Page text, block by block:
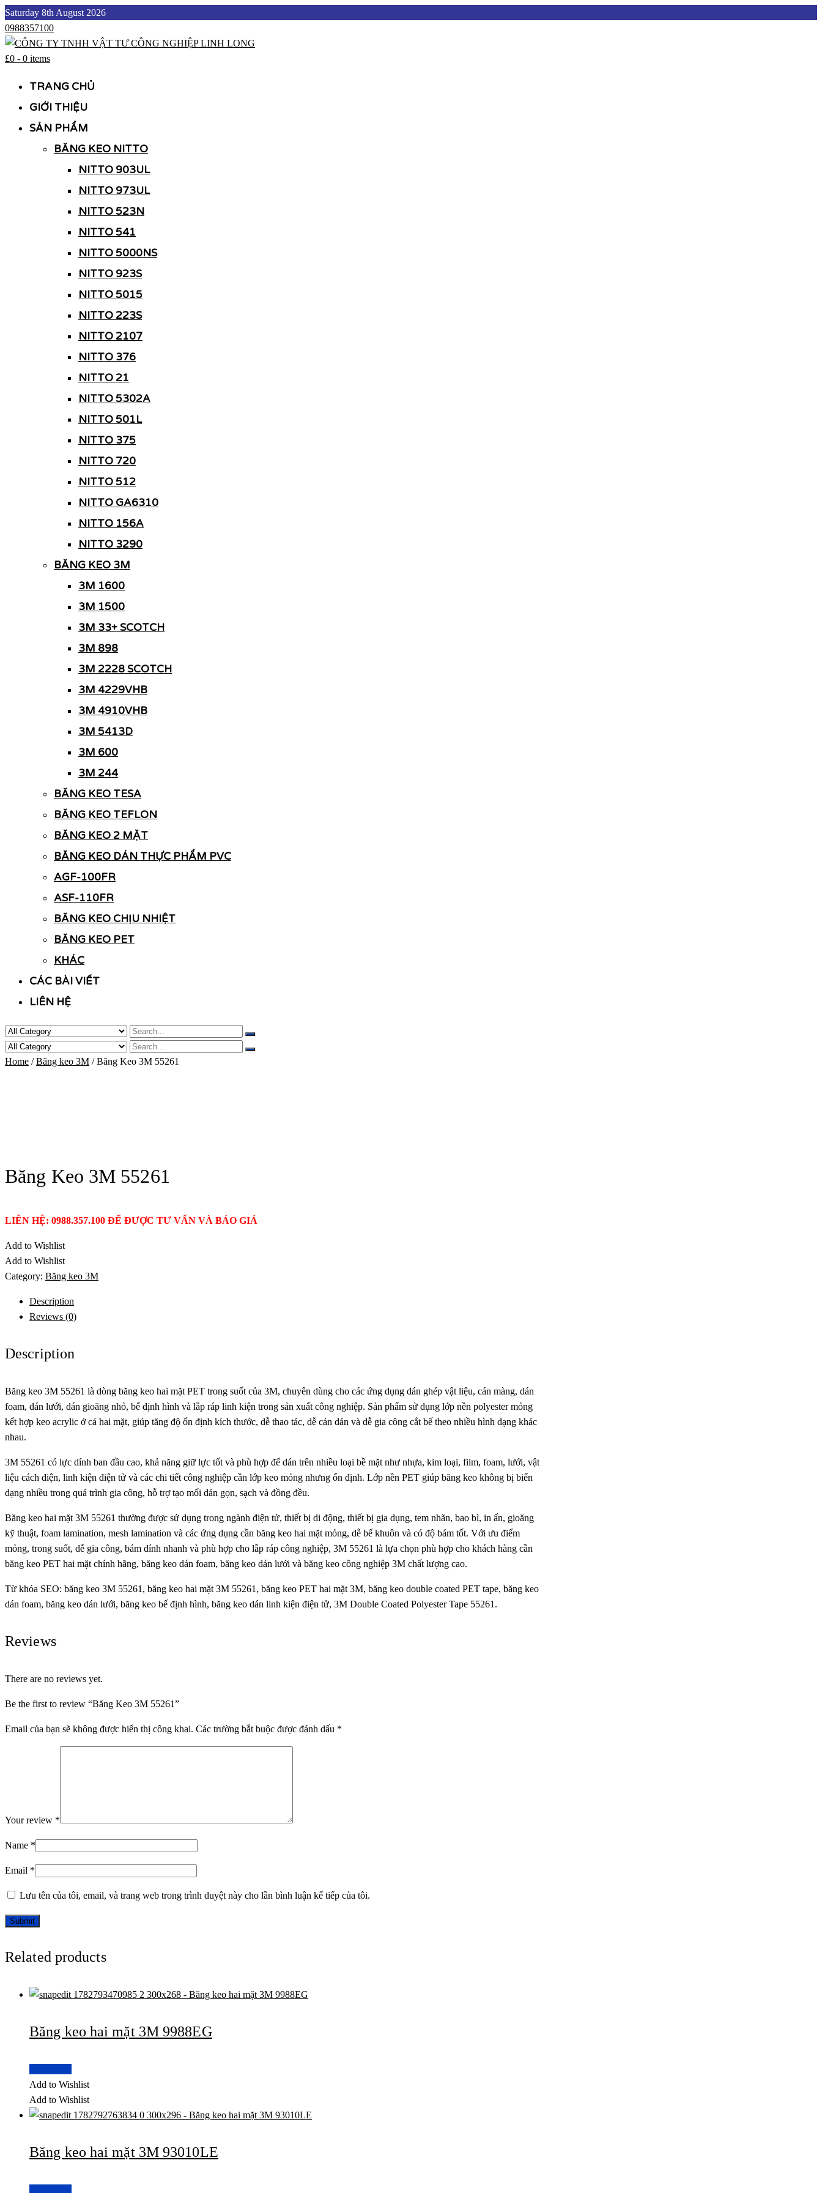
Skip
to
content
Saturday 8th August 2026
0988357100
£0 - 0 items
TRANG CHỦ
GIỚI THIỆU
SẢN PHẨM
BĂNG KEO NITTO
NITTO 903UL
NITTO 973UL
NITTO 523N
NITTO 541
NITTO 5000NS
NITTO 923S
NITTO 5015
NITTO 223S
NITTO 2107
NITTO 376
NITTO 21
NITTO 5302A
NITTO 501L
NITTO 375
NITTO 720
NITTO 512
NITTO GA6310
NITTO 156A
NITTO 3290
BĂNG KEO 3M
3M 1600
3M 1500
3M 33+ SCOTCH
3M 898
3M 2228 SCOTCH
3M 4229VHB
3M 4910VHB
3M 5413D
3M 600
3M 244
BĂNG KEO TESA
BĂNG KEO TEFLON
BĂNG KEO 2 MẶT
BĂNG KEO DÁN THỰC PHẨM PVC
AGF-100FR
ASF-110FR
BĂNG KEO CHỊU NHIỆT
BĂNG KEO PET
KHÁC
CÁC BÀI VIẾT
LIÊN HỆ
Home /Băng keo 3M / Băng Keo 3M 55261
Băng Keo 3M 55261
LIÊN HỆ: 0988.357.100 ĐỂ ĐƯỢC TƯ VẤN VÀ BÁO GIÁ
Add to Wishlist
Add to Wishlist
Category: Băng keo 3M
Description
Reviews (0)
Description
Băng keo 3M 55261 là dòng băng keo hai mặt PET trong suốt của 3M, chuyên dùng cho các ứng dụng dán ghép vật liệu, cán màng, dán
foam, dán lưới, dán gioăng nhỏ, bế định hình và lắp ráp linh kiện trong sản xuất công nghiệp. Sản phẩm sử dụng lớp nền polyester mỏng
kết hợp keo acrylic ở cả hai mặt, giúp tăng độ ổn định kích thước, dễ thao tác, dễ cán dán và dễ gia công cắt bế theo nhiều hình dạng khác
nhau.
3M 55261 có lực dính ban đầu cao, khả năng giữ lực tốt và phù hợp để dán trên nhiều loại bề mặt như nhựa, kim loại, film, foam, lưới, vật
liệu cách điện, linh kiện điện tử và các chi tiết công nghiệp cần lớp keo mỏng nhưng ổn định. Lớp nền PET giúp băng keo không bị biến
dạng nhiều trong quá trình gia công, hỗ trợ tạo mối dán gọn, sạch và đồng đều.
Băng keo hai mặt 3M 55261 thường được sử dụng trong ngành điện tử, thiết bị di động, thiết bị gia dụng, tem nhãn, bao bì, in ấn, gioăng
kỹ thuật, foam lamination, mesh lamination và các ứng dụng cần băng keo hai mặt mỏng, dễ bế khuôn và có độ bám tốt. Với ưu điểm
mỏng, trong suốt, dễ gia công, bám dính nhanh và phù hợp cho lắp ráp công nghiệp, 3M 55261 là lựa chọn phù hợp cho khách hàng cần
băng keo PET hai mặt chính hãng, băng keo dán foam, băng keo dán lưới và băng keo công nghiệp 3M chất lượng cao.
Từ khóa SEO: băng keo 3M 55261, băng keo hai mặt 3M 55261, băng keo PET hai mặt 3M, băng keo double coated PET tape, băng keo
dán foam, băng keo dán lưới, băng keo bế định hình, băng keo dán linh kiện điện tử, 3M Double Coated Polyester Tape 55261.
Reviews
There are no reviews yet.
Be the first to review “Băng Keo 3M 55261”
Email của bạn sẽ không được hiển thị công khai. Các trường bắt buộc được đánh dấu *
Your review *
Name *
Email *
Lưu tên của tôi, email, và trang web trong trình duyệt này cho lần bình luận kế tiếp của tôi.
Related products
Băng keo hai mặt 3M 9988EG
Add to Wishlist
Add to Wishlist
Băng keo hai mặt 3M 93010LE